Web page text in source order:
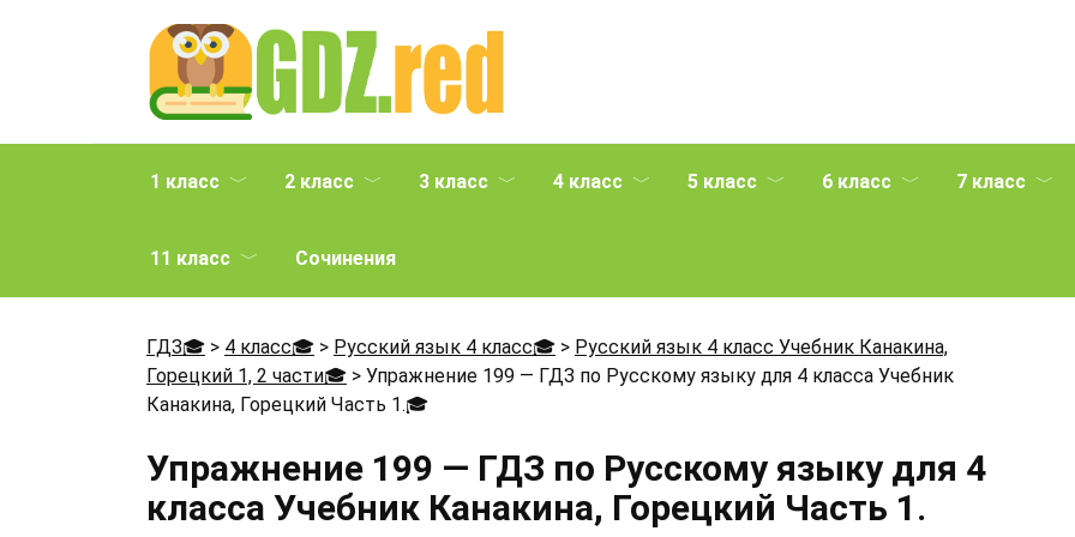
1 класс 2 класс 3 класс 4 класс 5 класс 6 класс 7 класс
11 класс Сочинения
ГДЗ🎓 > 4 класс🎓 > Русский язык 4 класс🎓 > Русский язык 4 класс Учебник Канакина,
Горецкий 1, 2 части🎓 > Упражнение 199 — ГДЗ по Русскому языку для 4 класса Учебник
Канакина, Горецкий Часть 1.🎓
Упражнение 199 — ГДЗ по Русскому языку для 4
класса Учебник Канакина, Горецкий Часть 1.